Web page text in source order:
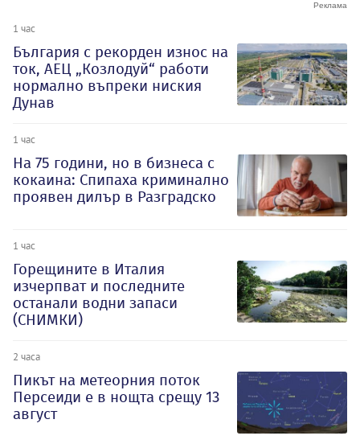
1 час
България с рекорден износ на
ток, АЕЦ „Козлодуй“ работи
нормално въпреки ниския
Дунав
1 час
На 75 години, но в бизнеса с
кокаина: Спипаха криминално
проявен дилър в Разградско
1 час
Горещините в Италия
изчерпват и последните
останали водни запаси
(СНИМКИ)
2 часа
Пикът на метеорния поток
Персеиди е в нощта срещу 13
август